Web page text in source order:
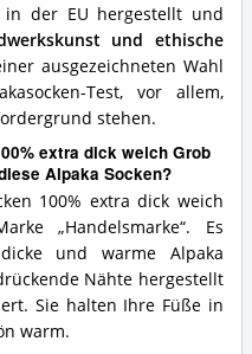
in der EU hergestellt und
und ethische
ausgezeichneten Wahl
Test, vor allem,
stehen.
extra dick weich Grob
Alpaka Socken?
100% extra dick weich
„Handelsmarke“. Es
und warme Alpaka
Nähte hergestellt
Sie halten Ihre Füße in
warm.